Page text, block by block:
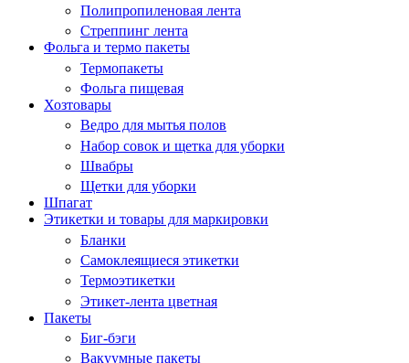
Полипропиленовая лента
Стреппинг лента
Фольга и термо пакеты
Термопакеты
Фольга пищевая
Хозтовары
Ведро для мытья полов
Набор совок и щетка для уборки
Швабры
Щетки для уборки
Шпагат
Этикетки и товары для маркировки
Бланки
Самоклеящиеся этикетки
Термоэтикетки
Этикет-лента цветная
Пакеты
Биг-бэги
Вакуумные пакеты